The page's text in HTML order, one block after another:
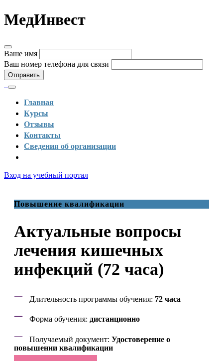
МедИнвест
Ваше имя
Ваш номер телефона для связи
Отправить
Главная
Курсы
Отзывы
Контакты
Сведения об организации
Вход на учебный портал
Повышение квалификации
Актуальные вопросы
лечения кишечных
инфекций (72 часа)
Длительность программы обучения: 72 часа
Форма обучения: дистанционно
Получаемый документ: Удостоверение о
повышении квалификации